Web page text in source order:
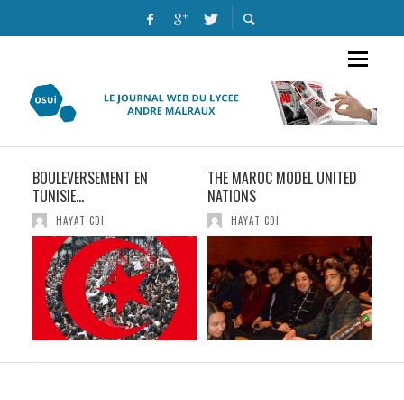
BOULEVERSEMENT EN
TUNISIE…
HAYAT CDI
THE MAROC MODEL UNITED
NATIONS
HAYAT CDI